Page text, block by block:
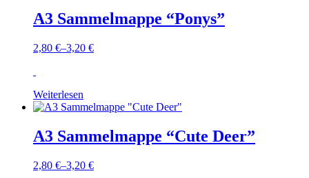
A3 Sammelmappe “Ponys”
2,80 €–3,20 €
Weiterlesen
A3 Sammelmappe “Cute Deer”
2,80 €–3,20 €